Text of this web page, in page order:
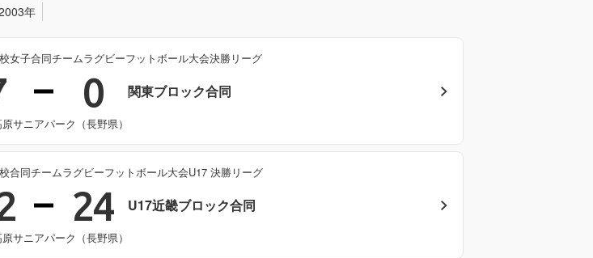
年
女子合同チームラグビーフットボール大会決勝リーグ
0 関東ブロック合同
サニアパーク（長野県）
合同チームラグビーフットボール大会U17 決勝リーグ
24 U17近畿ブロック合同
サニアパーク（長野県）